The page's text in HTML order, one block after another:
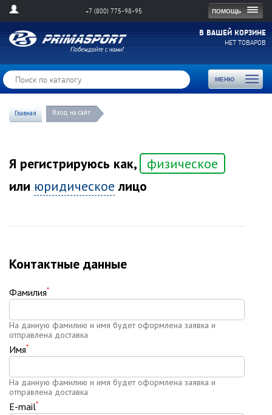
ПОМОЩЬ
+7 (800) 775-98-95
В ВАШЕЙ КОРЗИНЕ
НЕТ ТОВАРОВ
МЕНЮ
Toggle
Главная Вход на сайт
Я регистрируюсь как,
физическое
или юридическое лицо
Контактные данные
Фамилия*
На данную фамилию и имя будет оформлена заявка и
отправлена доставка
Имя*
На данную фамилию и имя будет оформлена заявка и
отправлена доставка
E-mail*